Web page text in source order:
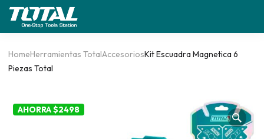
HomeHerramientas TotalAccesoriosKit Escuadra Magnetica 6
Piezas Total
AHORRA $2498